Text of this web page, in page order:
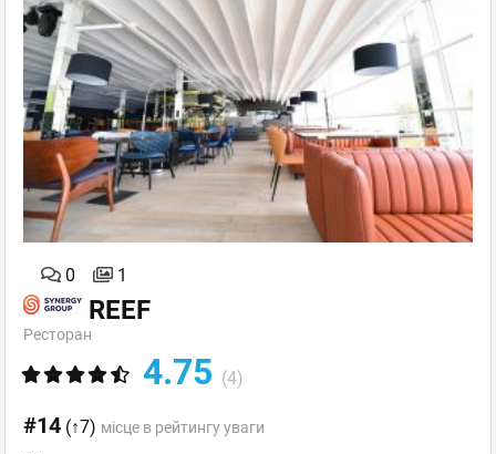
0 1
REEF
Ресторан
4.75 (4)
#14 (↑7) місце в рейтингу уваги